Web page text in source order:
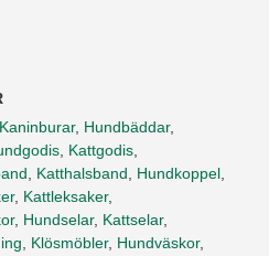
Kaninburar, Hundbäddar,
, Kattgodis,
, Katthalsband, Hundkoppel,
, Kattleksaker,
, Hundselar, Kattselar,
, Klösmöbler, Hundväskor,